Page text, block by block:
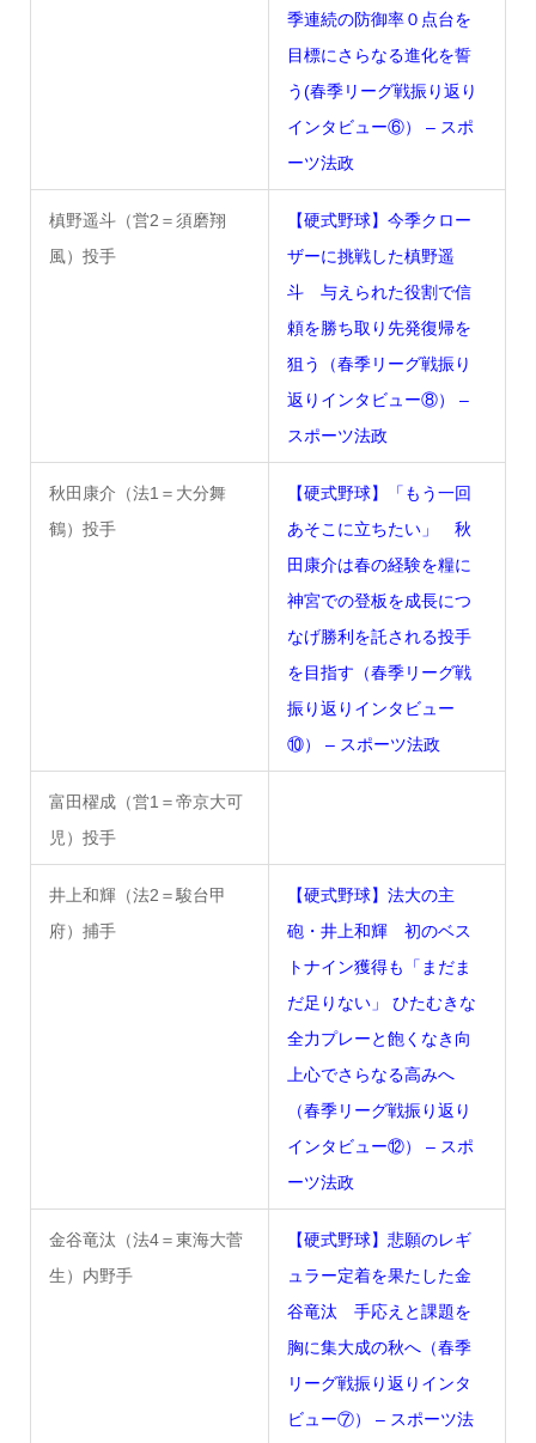
季連続の防御率０点台を
目標にさらなる進化を誓
う(春季リーグ戦振り返り
インタビュー⑥） – スポ
ーツ法政
槙野遥斗（営2＝須磨翔
風）投手
【硬式野球】今季クロー
ザーに挑戦した槙野遥
斗 与えられた役割で信
頼を勝ち取り先発復帰を
狙う（春季リーグ戦振り
返りインタビュー⑧） –
スポーツ法政
秋田康介（法1＝大分舞
鶴）投手
【硬式野球】「もう一回
あそこに立ちたい」 秋
田康介は春の経験を糧に
神宮での登板を成長につ
なげ勝利を託される投手
を目指す（春季リーグ戦
振り返りインタビュー
⑩） – スポーツ法政
富田櫂成（営1＝帝京大可
児）投手
井上和輝（法2＝駿台甲
府）捕手
【硬式野球】法大の主
砲・井上和輝 初のベス
トナイン獲得も「まだま
だ足りない」 ひたむきな
全力プレーと飽くなき向
上心でさらなる高みへ
（春季リーグ戦振り返り
インタビュー⑫） – スポ
ーツ法政
金谷竜汰（法4＝東海大菅
生）内野手
【硬式野球】悲願のレギ
ュラー定着を果たした金
谷竜汰 手応えと課題を
胸に集大成の秋へ（春季
リーグ戦振り返りインタ
ビュー⑦） – スポーツ法